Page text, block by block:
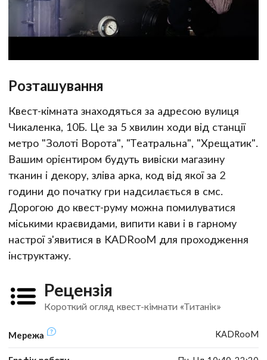
Розташування
Квест-кімната знаходяться за адресою вулиця
Чикаленка, 10Б. Це за 5 хвилин ходи від станції
метро "Золоті Ворота", "Театральна", "Хрещатик".
Вашим орієнтиром будуть вивіски магазину
тканин і декору, зліва арка, код від якої за 2
години до початку гри надсилається в смс.
Дорогою до квест-руму можна помилуватися
міськими краєвидами, випити кави і в гарному
настрої з'явитися в KADRooM для проходження
інструктажу.
Рецензія
Короткий огляд квест-кімнати «Титанік»
Мережа KADRooM